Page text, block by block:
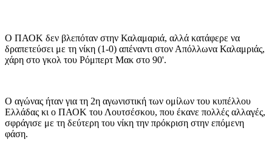
Ο ΠΑΟΚ δεν βλεπόταν στην Καλαμαριά, αλλά κατάφερε να
δραπετεύσει με τη νίκη (1-0) απέναντι στον Απόλλωνα Καλαμριάς,
χάρη στο γκολ του Ρόμπερτ Μακ στο 90'.
Ο αγώνας ήταν για τη 2η αγωνιστική των ομίλων του κυπέλλου
Ελλάδας κι ο ΠΑΟΚ του Λουτσέσκου, που έκανε πολλές αλλαγές,
σφράγισε με τη δεύτερη του νίκη την πρόκριση στην επόμενη
φάση.